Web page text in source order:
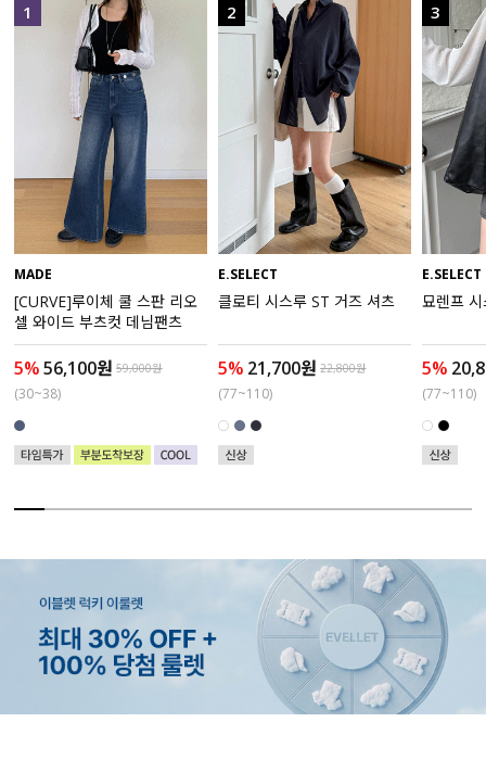
니트
언더웨어/파자마
코디템
FIT ZOOM
MADE
[CURVE]루이체 쿨 스판 리오
셀 와이드 부츠컷 데님팬츠
5% 56,100원 59,000원
(30~38)
E.SELECT
클로티 시스루 ST 거즈 셔츠
5% 21,700원 22,800원
(77~110)
E.SELECT
묘렌프
5%
(77~110)